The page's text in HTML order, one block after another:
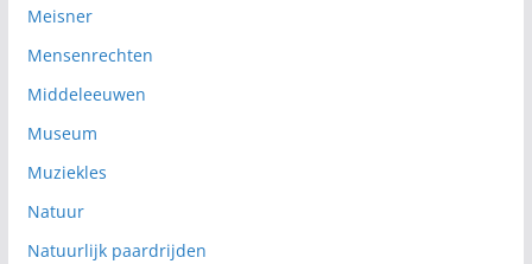
Meisner
Mensenrechten
Middeleeuwen
Museum
Muziekles
Natuur
Natuurlijk paardrijden